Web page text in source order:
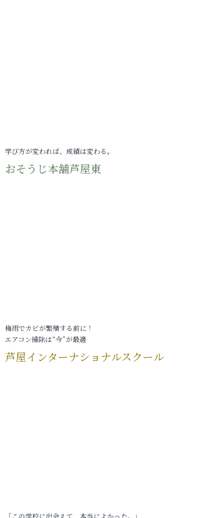
学び方が変われば、成績は変わる。
おそうじ本舗芦屋東
梅雨でカビが繁殖する前に！
エアコン掃除は“今”が最適
芦屋インターナショナルスクール
「この学校に出会えて、本当によかった。」